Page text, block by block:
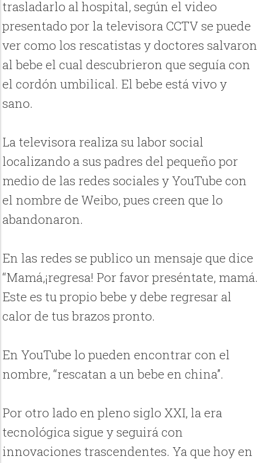
trasladarlo al hospital, según el video
presentado por la televisora CCTV se puede
ver como los rescatistas y doctores salvaron
al bebe el cual descubrieron que seguía con
el cordón umbilical. El bebe está vivo y
sano.
La televisora realiza su labor social
localizando a sus padres del pequeño por
medio de las redes sociales y YouTube con
el nombre de Weibo, pues creen que lo
abandonaron.
En las redes se publico un mensaje que dice
“Mamá,¡regresa! Por favor preséntate, mamá.
Este es tu propio bebe y debe regresar al
calor de tus brazos pronto.
En YouTube lo pueden encontrar con el
nombre, “rescatan a un bebe en china”.
Por otro lado en pleno siglo XXI, la era
tecnológica sigue y seguirá con
innovaciones trascendentes. Ya que hoy en